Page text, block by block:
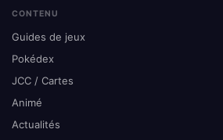
CONTENU
Guides de jeux
Pokédex
JCC / Cartes
Animé
Actualités